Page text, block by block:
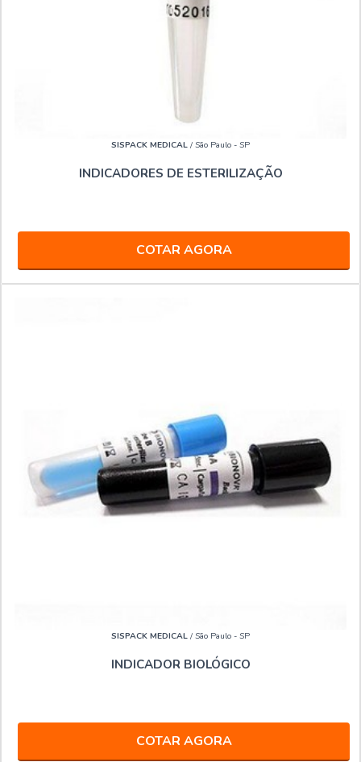
SISPACK MEDICAL / São Paulo - SP
INDICADORES DE ESTERILIZAÇÃO
COTAR AGORA
SISPACK MEDICAL / São Paulo - SP
INDICADOR BIOLÓGICO
COTAR AGORA